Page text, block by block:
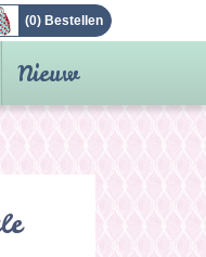
(0) Bestellen
Nieuw